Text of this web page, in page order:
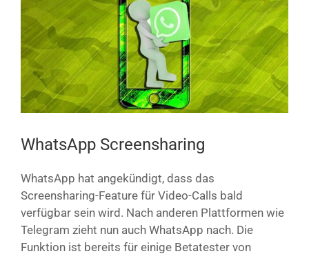
Bild
WhatsApp Screensharing
WhatsApp hat angekündigt, dass das
Screensharing-Feature für Video-Calls bald
verfügbar sein wird. Nach anderen Plattformen wie
Telegram zieht nun auch WhatsApp nach. Die
Funktion ist bereits für einige Betatester von